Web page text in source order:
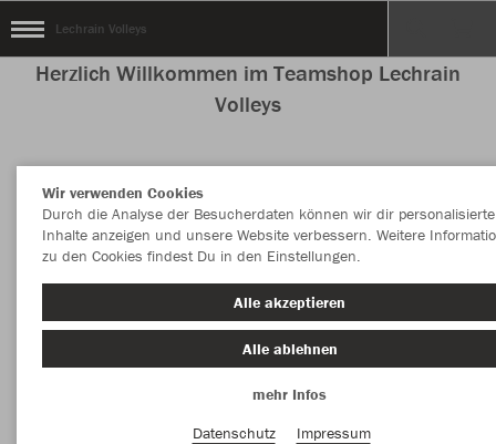
Lechrain Volleys
Herzlich Willkommen im Teamshop Lechrain
Volleys
Nachhaltig Farbe
Wir verwenden Cookies
Durch die Analyse der Besucherdaten können wir dir personalisierte
Inhalte anzeigen und unsere Website verbessern. Weitere
zu den Cookies findest Du in den Einstellungen.
Alle akzeptieren
Alle ablehnen
mehr Infos
Datenschutz
Impressum